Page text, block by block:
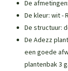
De
De kleur: wit -
De structuur:
De Adezz
een goede
plantenbak 3